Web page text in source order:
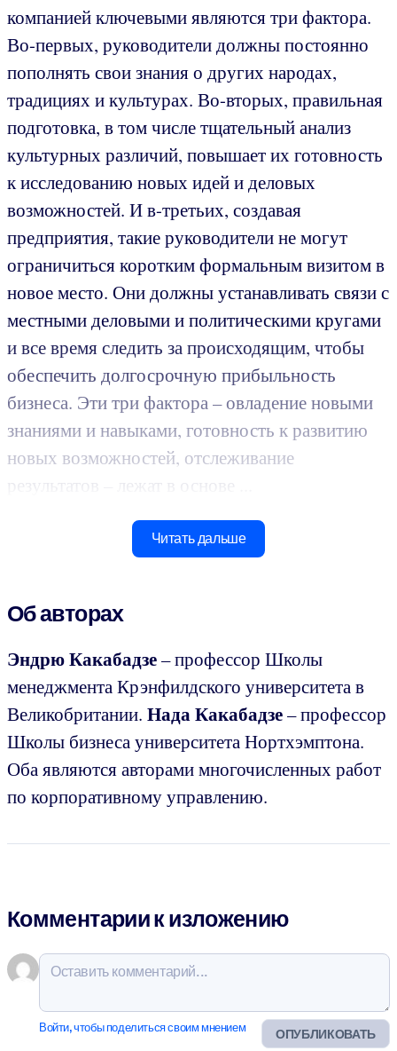
компанией ключевыми являются три фактора.
Во-первых, руководители должны постоянно
пополнять свои знания о других народах,
традициях и культурах. Во-вторых, правильная
подготовка, в том числе тщательный анализ
культурных различий, повышает их готовность
к исследованию новых идей и деловых
возможностей. И в-третьих, создавая
предприятия, такие руководители не могут
ограничиться коротким формальным визитом в
новое место. Они должны устанавливать связи с
местными деловыми и политическими кругами
и все время следить за происходящим, чтобы
обеспечить долгосрочную прибыльность
бизнеса. Эти три фактора – овладение новыми
знаниями и навыками, готовность к развитию
новых возможностей, отслеживание
Читать дальше
Об авторах
Эндрю Какабадзе– профессор Школы
менеджмента Крэнфилдского университета в
Великобритании. Нада Какабадзе– профессор
Школы бизнеса университета Нортхэмптона.
Оба являются авторами многочисленных работ
по корпоративному управлению.
Комментарии к изложению
ОПУБЛИКОВАТЬ
Войти, чтобы поделиться своим мнением